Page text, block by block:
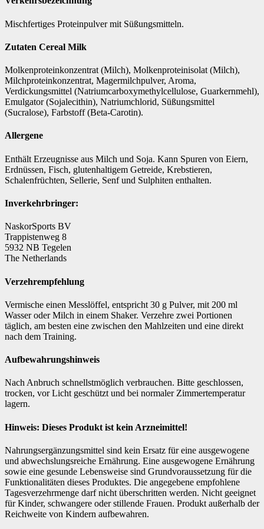
Mischfertiges Proteinpulver mit Süßungsmitteln.
Zutaten Cereal Milk
Molkenproteinkonzentrat (Milch), Molkenproteinisolat (Milch),
Milchproteinkonzentrat, Magermilchpulver, Aroma,
Verdickungsmittel (Natriumcarboxymethylcellulose, Guarkernmehl),
Emulgator (Sojalecithin), Natriumchlorid, Süßungsmittel
(Sucralose), Farbstoff (Beta-Carotin).
Allergene
Enthält Erzeugnisse aus Milch und Soja. Kann Spuren von Eiern,
Erdnüssen, Fisch, glutenhaltigem Getreide, Krebstieren,
Schalenfrüchten, Sellerie, Senf und Sulphiten enthalten.
Inverkehrbringer:
NaskorSports BV
Trappistenweg 8
5932 NB Tegelen
The Netherlands
Verzehrempfehlung
Vermische einen Messlöffel, entspricht 30 g Pulver, mit 200 ml
Wasser oder Milch in einem Shaker. Verzehre zwei Portionen
täglich, am besten eine zwischen den Mahlzeiten und eine direkt
nach dem Training.
Aufbewahrungshinweis
Nach Anbruch schnellstmöglich verbrauchen. Bitte geschlossen,
trocken, vor Licht geschützt und bei normaler Zimmertemperatur
lagern.
Hinweis: Dieses Produkt ist kein Arzneimittel!
Nahrungsergänzungsmittel sind kein Ersatz für eine ausgewogene
und abwechslungsreiche Ernährung. Eine ausgewogene Ernährung
sowie eine gesunde Lebensweise sind Grundvoraussetzung für die
Funktionalitäten dieses Produktes. Die angegebene empfohlene
Tagesverzehrmenge darf nicht überschritten werden. Nicht geeignet
für Kinder, schwangere oder stillende Frauen. Produkt außerhalb der
Reichweite von Kindern aufbewahren.